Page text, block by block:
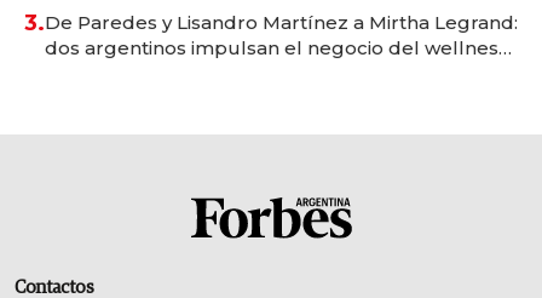
3.De Paredes y Lisandro Martínez a Mirtha Legrand:
dos argentinos impulsan el negocio del wellness
Contactos